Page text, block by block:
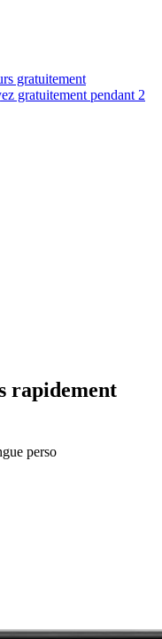
gratuitement
gratuitement pendant 2
rapidement
perso